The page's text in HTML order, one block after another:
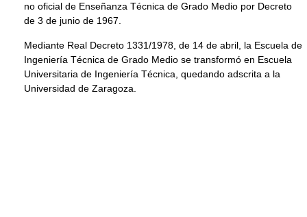
no oficial de Enseñanza Técnica de Grado Medio por Decreto
de 3 de junio de 1967.
Mediante Real Decreto 1331/1978, de 14 de abril, la Escuela de
Ingeniería Técnica de Grado Medio se transformó en Escuela
Universitaria de Ingeniería Técnica, quedando adscrita a la
Universidad de Zaragoza.